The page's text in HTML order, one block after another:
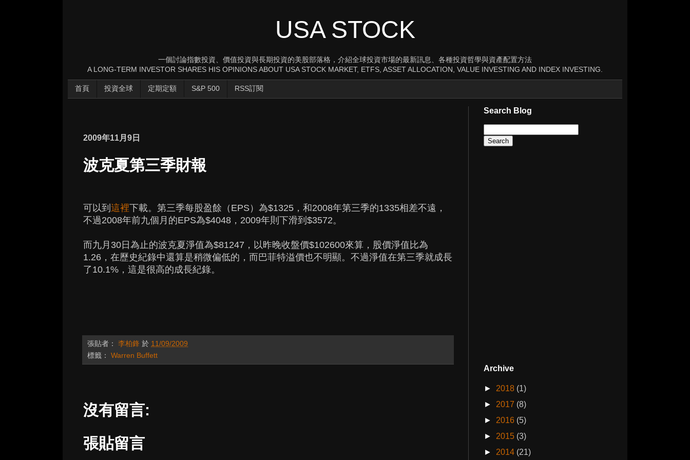
USA STOCK
一個討論指數投資、價值投資與長期投資的美股部落格，介紹全球投資市場的最新訊息、各種投資哲學與資產配置方法
A LONG-TERM INVESTOR SHARES HIS OPINIONS ABOUT USA STOCK MARKET, ETFS, ASSET ALLOCATION, VALUE INVESTING AND INDEX INVESTING.
首頁 投資全球 定期定額 S&P 500 RSS訂閱
2009年11月9日
波克夏第三季財報
可以到 這裡下載。第三季每股盈餘（EPS）為$1325，和2008年第三季的1335相差不遠，
不過2008年前九個月的EPS為$4048，2009年則下滑到$3572。
而九月30日為止的波克夏淨值為$81247，以昨晚收盤價$102600來算，股價淨值比為
1.26，在歷史紀錄中還算是稍微偏低的，而巴菲特溢價也不明顯。不過淨值在第三季就成長
了10.1%，這是很高的成長紀錄。
張貼者： 李柏鋒 於 11/09/2009
標籤： Warren Buffett
沒有留言:
張貼留言
Search Blog
Archive
► 2018 (1)
► 2017 (8)
► 2016 (5)
► 2015 (3)
► 2014 (21)